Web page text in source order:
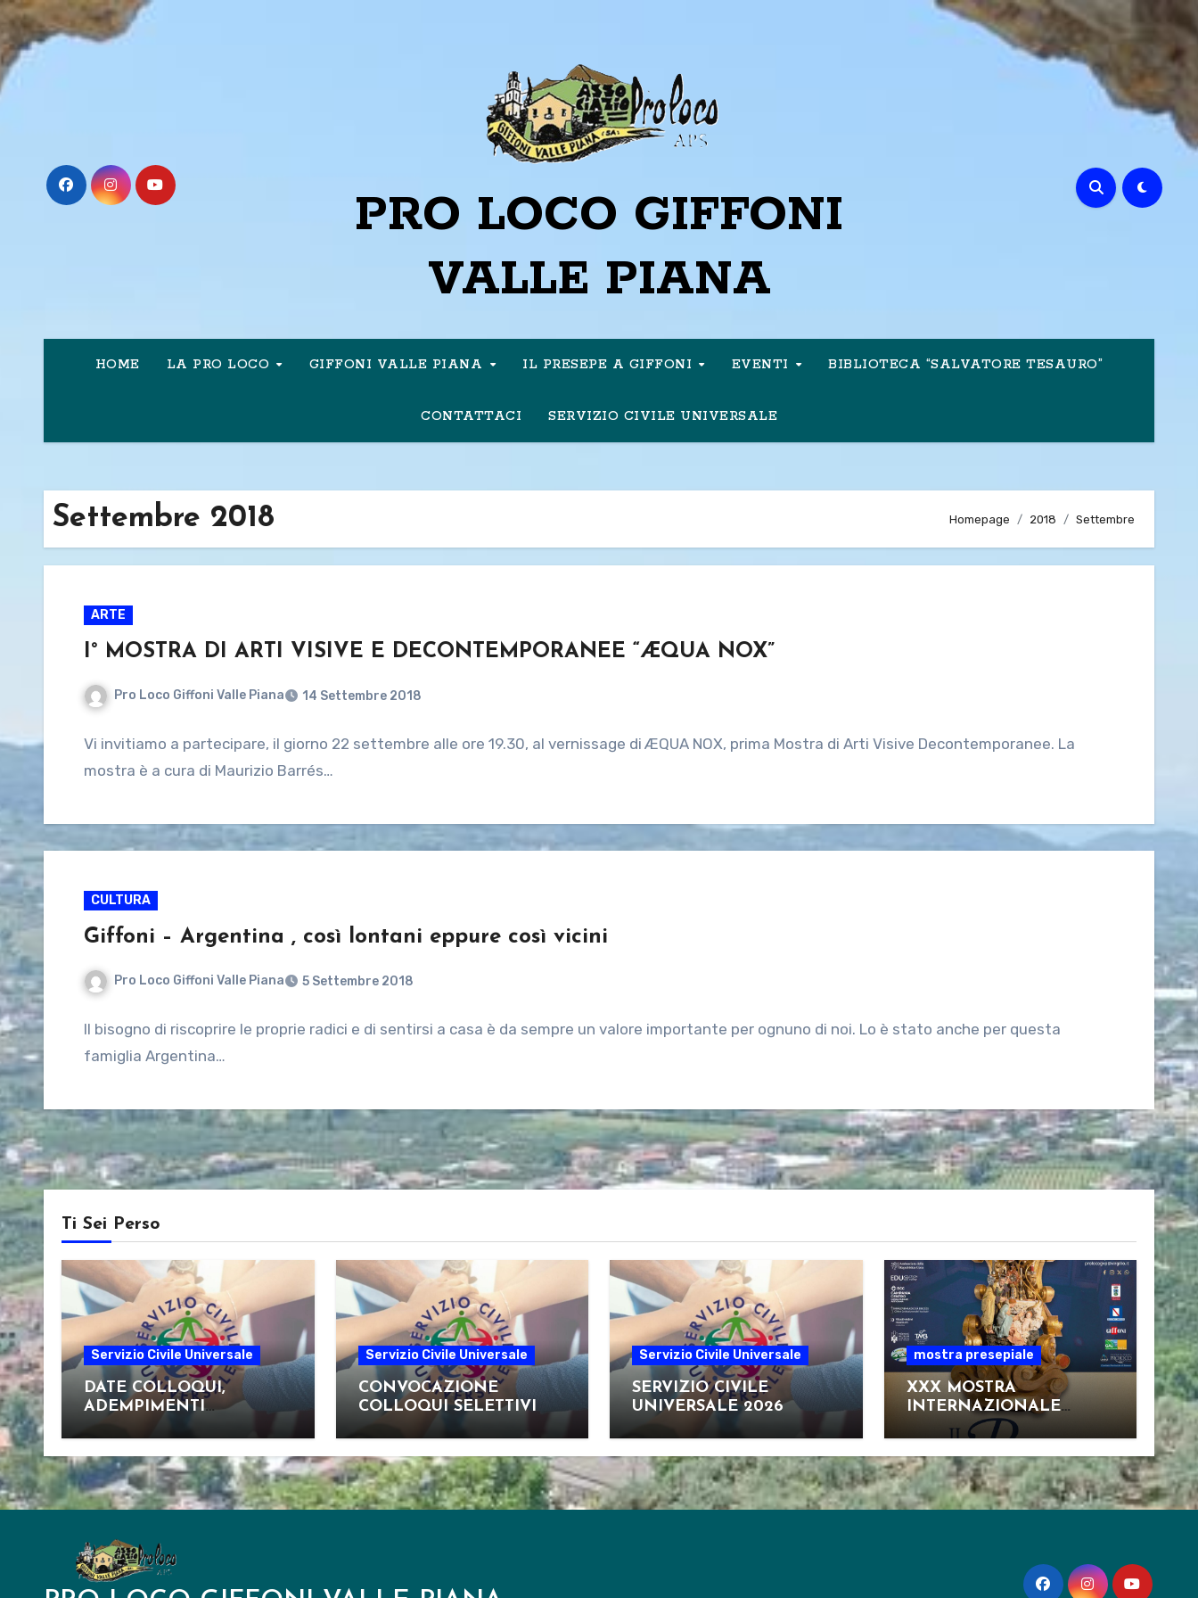
Passa
al
contenuto
PRO LOCO GIFFONI
VALLE PIANA
HOME LA PRO LOCO GIFFONI VALLE PIANA IL PRESEPE A GIFFONI EVENTI BIBLIOTECA “SALVATORE TESAURO”
CONTATTACI SERVIZIO CIVILE UNIVERSALE
Settembre 2018 Homepage 2018 Settembre
ARTE
I° MOSTRA DI ARTI VISIVE E DECONTEMPORANEE “ÆQUA NOX”
Pro Loco Giffoni Valle Piana 14 Settembre 2018
Vi invitiamo a partecipare, il giorno 22 settembre alle ore 19.30, al vernissage di ÆQUA NOX, prima Mostra di Arti Visive Decontemporanee. La
mostra è a cura di Maurizio Barrés…
CULTURA
Giffoni – Argentina , così lontani eppure così vicini
Pro Loco Giffoni Valle Piana 5 Settembre 2018
Il bisogno di riscoprire le proprie radici e di sentirsi a casa è da sempre un valore importante per ognuno di noi. Lo è stato anche per questa
famiglia Argentina…
Ti Sei Perso
Servizio Civile Universale
DATE COLLOQUI,
ADEMPIMENTI
CANDIDATI E
MATERIALE UTILE
Servizio Civile Universale
CONVOCAZIONE
COLLOQUI SELETTIVI
Servizio Civile Universale
SERVIZIO CIVILE
UNIVERSALE 2026
mostra presepiale
XXX MOSTRA
INTERNAZIONALE
D’ARTE PRESEPIALE